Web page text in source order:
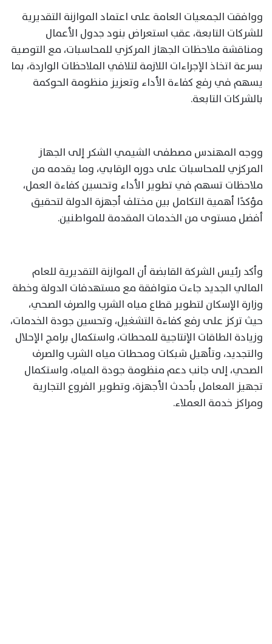
ووافقت الجمعيات العامة على اعتماد الموازنة التقديرية
للشركات التابعة، عقب استعراض بنود جدول الأعمال
ومناقشة ملاحظات الجهاز المركزي للمحاسبات، مع التوصية
بسرعة اتخاذ الإجراءات اللازمة لتلافي الملاحظات الواردة، بما
يسهم في رفع كفاءة الأداء وتعزيز منظومة الحوكمة
بالشركات التابعة.
ووجه المهندس مصطفى الشيمي الشكر إلى الجهاز
المركزي للمحاسبات على دوره الرقابي، وما يقدمه من
ملاحظات تسهم في تطوير الأداء وتحسين كفاءة العمل،
مؤكدًا أهمية التكامل بين مختلف أجهزة الدولة لتحقيق
أفضل مستوى من الخدمات المقدمة للمواطنين.
وأكد رئيس الشركة القابضة أن الموازنة التقديرية للعام
المالي الجديد جاءت متوافقة مع مستهدفات الدولة وخطة
وزارة الإسكان لتطوير قطاع مياه الشرب والصرف الصحي،
حيث تركز على رفع كفاءة التشغيل، وتحسين جودة الخدمات،
وزيادة الطاقات الإنتاجية للمحطات، واستكمال برامج الإحلال
والتجديد، وتأهيل شبكات ومحطات مياه الشرب والصرف
الصحي، إلى جانب دعم منظومة جودة المياه، واستكمال
تجهيز المعامل بأحدث الأجهزة، وتطوير الفروع التجارية
ومراكز خدمة العملاء.